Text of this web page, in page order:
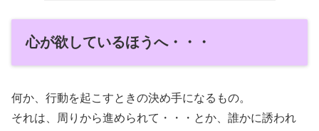
心が欲しているほうへ・・・
何か、行動を起こすときの決め手になるもの。
それは、周りから進められて・・・とか、誰かに誘われ